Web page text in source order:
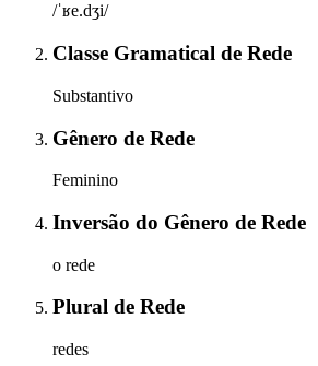
/ˈʁe.dʒi/
Classe Gramatical de Rede
Substantivo
Gênero de Rede
Feminino
Inversão do Gênero de Rede
o rede
Plural de Rede
redes